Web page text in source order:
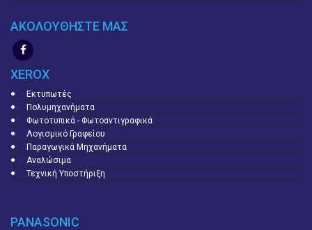
ΑΚΟΛΟΥΘΗΣΤΕ ΜΑΣ
XEROX
Εκτυπωτές
Πολυμηχανήματα
Φωτοτυπικά - Φωτοαντιγραφικά
Λογισμικό Γραφείου
Παραγωγικά Μηχανήματα
Αναλώσιμα
Τεχνική Υποστήριξη
PANASONIC